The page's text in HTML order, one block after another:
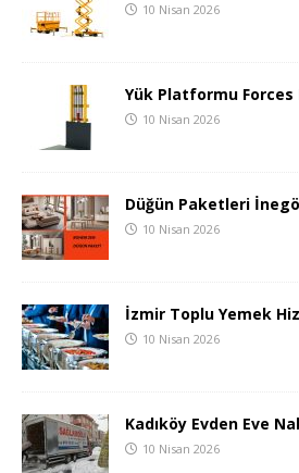
10 Nisan 2026
Yük Platformu Forces
10 Nisan 2026
Düğün Paketleri
10 Nisan 2026
İzmir Toplu Yemek
10 Nisan 2026
Kadıköy Evden Eve
10 Nisan 2026